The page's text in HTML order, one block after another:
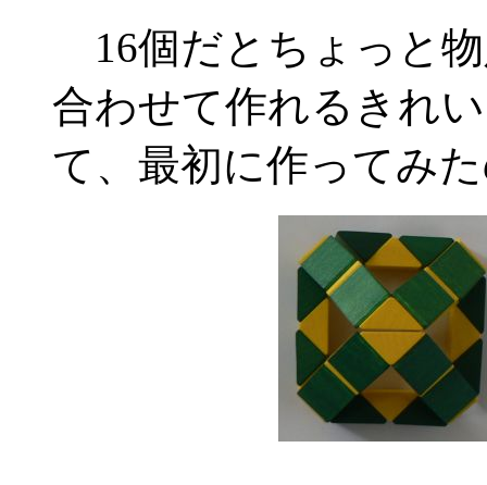
16個だとちょっと
合わせて作れるきれ
て、最初に作ってみ